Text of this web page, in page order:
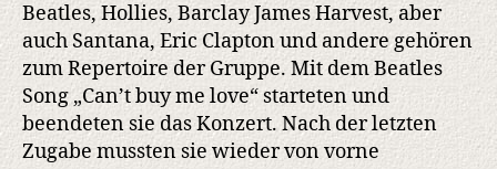
Beatles, Hollies, Barclay James Harvest, aber
auch Santana, Eric Clapton und andere gehören
zum Repertoire der Gruppe. Mit dem Beatles
Song „Can’t buy me love“ starteten und
beendeten sie das Konzert. Nach der letzten
Zugabe mussten sie wieder von vorne